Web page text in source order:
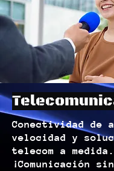
Conectividad de
velocidad y
telecom a medida.
¡Comunicación